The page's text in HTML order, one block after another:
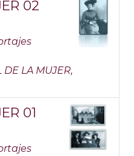
02
LA MUJER,
01